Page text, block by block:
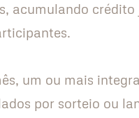
acumulando
um ou mais
por sorteio ou